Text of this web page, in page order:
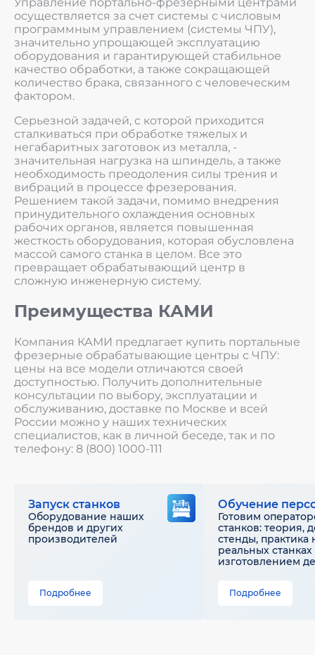
Управление портально-фрезерными центрами
осуществляется за счет системы с числовым
программным управлением (системы ЧПУ),
значительно упрощающей эксплуатацию
оборудования и гарантирующей стабильное
качество обработки, а также сокращающей
количество брака, связанного с человеческим
фактором.
Серьезной задачей, с которой приходится
сталкиваться при обработке тяжелых и
негабаритных заготовок из металла, -
значительная нагрузка на шпиндель, а также
необходимость преодоления силы трения и
вибраций в процессе фрезерования.
Решением такой задачи, помимо внедрения
принудительного охлаждения основных
рабочих органов, является повышенная
жесткость оборудования, которая обусловлена
массой самого станка в целом. Все это
превращает обрабатывающий центр в
сложную инженерную систему.
Преимущества КАМИ
Компания КАМИ предлагает купить портальные
фрезерные обрабатывающие центры с ЧПУ:
цены на все модели отличаются своей
доступностью. Получить дополнительные
консультации по выбору, эксплуатации и
обслуживанию, доставке по Москве и всей
России можно у наших технических
специалистов, как в личной беседе, так и по
телефону: 8 (800) 1000-111
Запуск станков
Оборудование наших
брендов и других
производителей
Подробнее
Обучение
Готовим
станков: теория,
стенды, практика
реальных станках
изготовлением
Подробнее